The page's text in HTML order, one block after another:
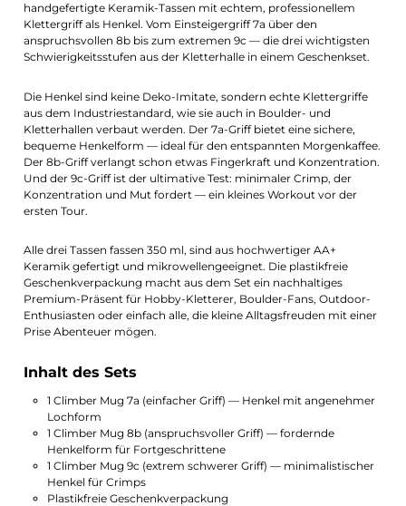
handgefertigte Keramik-Tassen mit echtem, professionellem
Klettergriff als Henkel. Vom Einsteigergriff 7a über den
anspruchsvollen 8b bis zum extremen 9c — die drei wichtigsten
Schwierigkeitsstufen aus der Kletterhalle in einem Geschenkset.
Die Henkel sind keine Deko-Imitate, sondern echte Klettergriffe
aus dem Industriestandard, wie sie auch in Boulder- und
Kletterhallen verbaut werden. Der 7a-Griff bietet eine sichere,
bequeme Henkelform — ideal für den entspannten Morgenkaffee.
Der 8b-Griff verlangt schon etwas Fingerkraft und Konzentration.
Und der 9c-Griff ist der ultimative Test: minimaler Crimp, der
Konzentration und Mut fordert — ein kleines Workout vor der
ersten Tour.
Alle drei Tassen fassen 350 ml, sind aus hochwertiger AA+
Keramik gefertigt und mikrowellengeeignet. Die plastikfreie
Geschenkverpackung macht aus dem Set ein nachhaltiges
Premium-Präsent für Hobby-Kletterer, Boulder-Fans, Outdoor-
Enthusiasten oder einfach alle, die kleine Alltagsfreuden mit einer
Prise Abenteuer mögen.
Inhalt des Sets
1 Climber Mug 7a (einfacher Griff) — Henkel mit angenehmer
Lochform
1 Climber Mug 8b (anspruchsvoller Griff) — fordernde
Henkelform für Fortgeschrittene
1 Climber Mug 9c (extrem schwerer Griff) — minimalistischer
Henkel für Crimps
Plastikfreie Geschenkverpackung